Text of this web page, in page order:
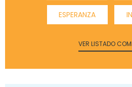
ESPERANZA
VER LISTADO